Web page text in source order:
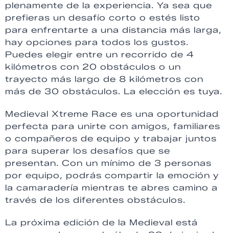
plenamente de la experiencia. Ya sea que
prefieras un desafío corto o estés listo
para enfrentarte a una distancia más larga,
hay opciones para todos los gustos.
Puedes elegir entre un recorrido de 4
kilómetros con 20 obstáculos o un
trayecto más largo de 8 kilómetros con
más de 30 obstáculos. La elección es tuya.
Medieval Xtreme Race es una oportunidad
perfecta para unirte con amigos, familiares
o compañeros de equipo y trabajar juntos
para superar los desafíos que se
presentan. Con un mínimo de 3 personas
por equipo, podrás compartir la emoción y
la camaradería mientras te abres camino a
través de los diferentes obstáculos.
La próxima edición de la Medieval está